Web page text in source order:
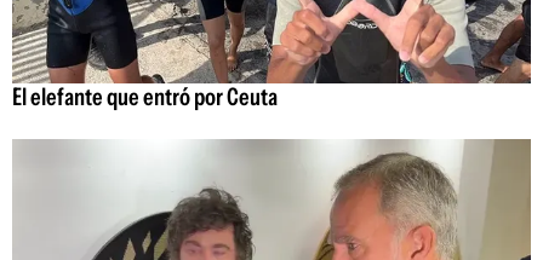
El elefante que entró por Ceuta